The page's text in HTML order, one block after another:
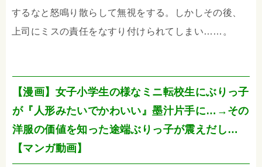
するなと怒鳴り散らして無視をする。しかしその後、
上司にミスの責任をなすり付けられてしまい……。
【漫画】女子小学生の様なミニ転校生にぶりっ子
が『人形みたいでかわいい』墨汁片手に…→その
洋服の価値を知った途端ぶりっ子が震えだし…
【マンガ動画】